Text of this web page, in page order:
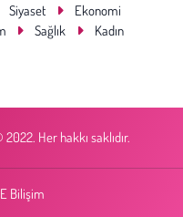
Siyaset
Ekonomi
Sağlık
Kadın
Her hakkı saklıdır.
Bilişim